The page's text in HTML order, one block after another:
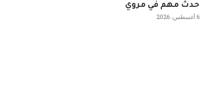
حدث مهم في مروي
6 أغسطس، 2026